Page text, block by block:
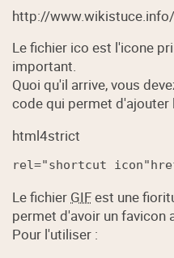
http://
Le fichier ico est l'icone
important.
Quoi qu'il arrive, vous
code qui permet d'ajouter
html4strict
rel="shortcut icon"
Le fichier GIFest une
permet d'avoir un favicon
Pour l'utiliser :